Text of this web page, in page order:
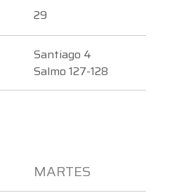
29
Santiago 4
Salmo 127-128
MARTES